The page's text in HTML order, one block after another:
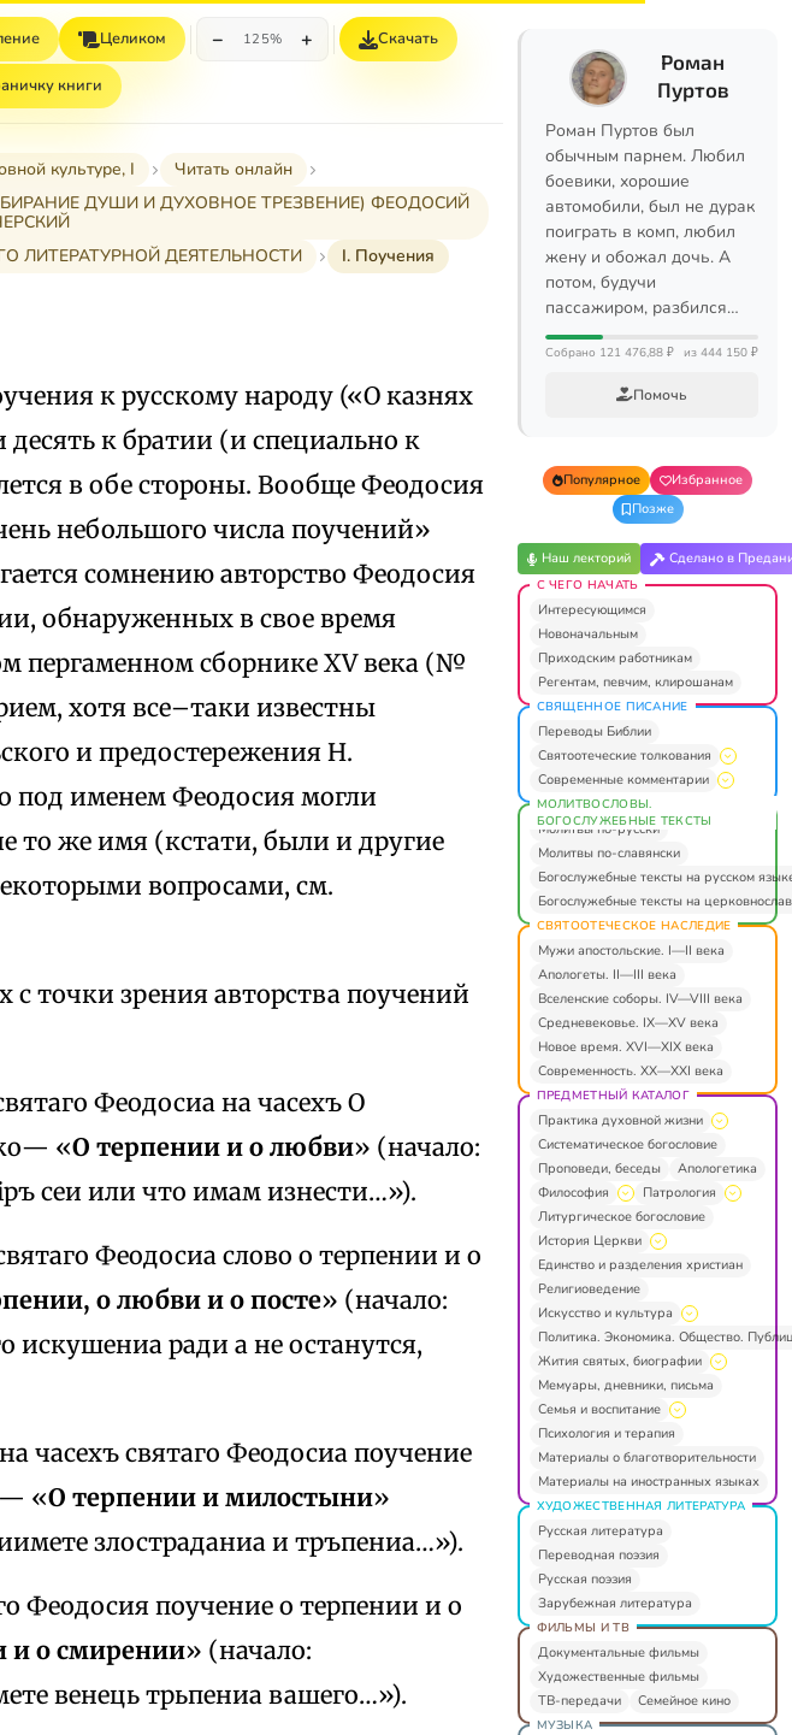
Целиком − 125% + Скачать
книги
культуре, I
Читать онлайн
ДУШИ И ДУХОВНОЕ ТРЕЗВЕНИЕ) ФЕОДОСИЙ
ЛИТЕРАТУРНОЙ ДЕЯТЕЛЬНОСТИ
I. Поучения
к русскому народу («О казнях
к братии (и специально к
в обе стороны. Вообще Феодосия
небольшого числа поучений»
сомнению авторство Феодосия
обнаруженных в свое время
пергаменном сборнике XV века (№
хотя все–таки известны
и предостережения Н.
под именем Феодосия могли
то же имя (кстати, были и другие
вопросами, см.
с точки зрения авторства поучений
Феодосиа на часехъ О
«О терпении и о любви» (начало:
сеи или что имам изнести…»).
Феодосиа слово о терпении и о
о любви и о посте» (начало:
ради а не останутся,
часехъ святаго Феодосиа поучение
— «О терпении и милостыни»
злостраданиа и тръпениа…»).
Феодосия поучение о терпении и о
и о смирении» (начало:
венець трьпениа вашего…»).
Роман
Пуртов
Роман Пуртов был
обычным парнем. Любил
боевики, хорошие
автомобили, был не дурак
поиграть в комп, любил
жену и обожал дочь. А
потом, будучи
пассажиром, разбился…
Собрано 121 476,88 ₽ из 444 150 ₽
Помочь
Популярное
Избранное
Позже
Наш лекторий Сделано в
С ЧЕГО НАЧАТЬ
Интересующимся
Новоначальным
Приходским работникам
Регентам, певчим, клирошанам
СВЯЩЕННОЕ ПИСАНИЕ
Переводы Библии
Святоотеческие толкования
Современные комментарии
МОЛИТВОСЛОВЫ.
БОГОСЛУЖЕБНЫЕ ТЕКСТЫ
Молитвы по-русски
Молитвы по-славянски
Богослужебные тексты на русском
Богослужебные тексты на
СВЯТООТЕЧЕСКОЕ НАСЛЕДИЕ
Мужи апостольские. I—II века
Апологеты. II—III века
Вселенские соборы. IV—VIII века
Средневековье. IX—XV века
Новое время. XVI—XIX века
Современность. XX—XXI века
ПРЕДМЕТНЫЙ КАТАЛОГ
Практика духовной жизни
Систематическое богословие
Проповеди, беседы
Апологетика
Философия
Патрология
Литургическое богословие
История Церкви
Единство и разделения христиан
Религиоведение
Искусство и культура
Политика. Экономика. Общество.
Жития святых, биографии
Мемуары, дневники, письма
Семья и воспитание
Психология и терапия
Материалы о благотворительности
Материалы на иностранных языках
ХУДОЖЕСТВЕННАЯ ЛИТЕРАТУРА
Русская литература
Переводная поэзия
Русская поэзия
Зарубежная литература
ФИЛЬМЫ И ТВ
Документальные фильмы
Художественные фильмы
ТВ-передачи
Семейное кино
МУЗЫКА